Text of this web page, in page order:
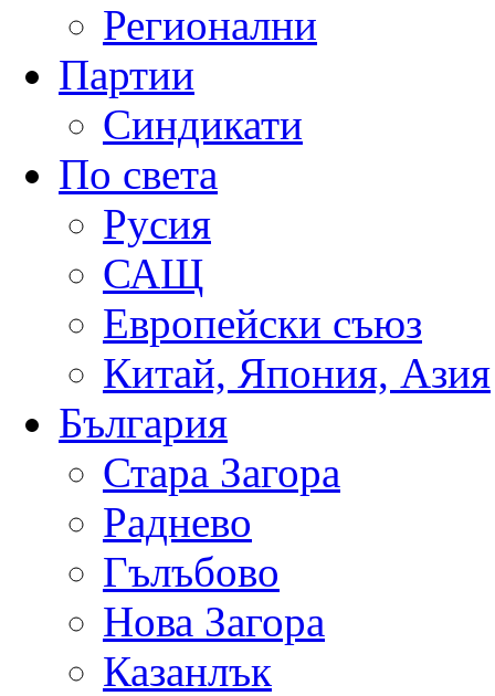
Регионални
Партии
Синдикати
По света
Русия
САЩ
Европейски съюз
Китай, Япония, Азия
България
Стара Загора
Раднево
Гълъбово
Нова Загора
Казанлък